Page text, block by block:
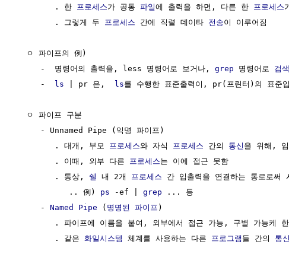
        . 한
프로세스가 공통 파일에 출력을 하면, 다른 한 프로세스
        . 그렇게 두
프로세스 간에 직렬 데이타 전송이 이루어짐
  ㅇ 파이프의 例)
     -  명령어의 출력을, less 명령어로 보거나,
grep 명령어로 검색
     -
ls | pr 은, ls를 수행한 표준출력이, pr(프린터)의 표준
  ㅇ 파이프 구분
     - Unnamed Pipe (익명 파이프)
        . 대개, 부모
프로세스와 자식 프로세스 간의 통신 을 위해, 임
        . 이때, 외부 다른
프로세스는 이에 접근 못함
        . 통상,
쉘 내 2개 프로세스 간 입출력을 연결하는 통로로써
           .. 例)
ps -ef | grep ... 등
     -
Named Pipe ( 명명된 파이프 )
. 파이프에 이름을 붙여, 외부에서 접근 가능, 구별 가능케
        . 같은
화일시스템 체계를 사용하는 다른 프로그램 들 간의 통신